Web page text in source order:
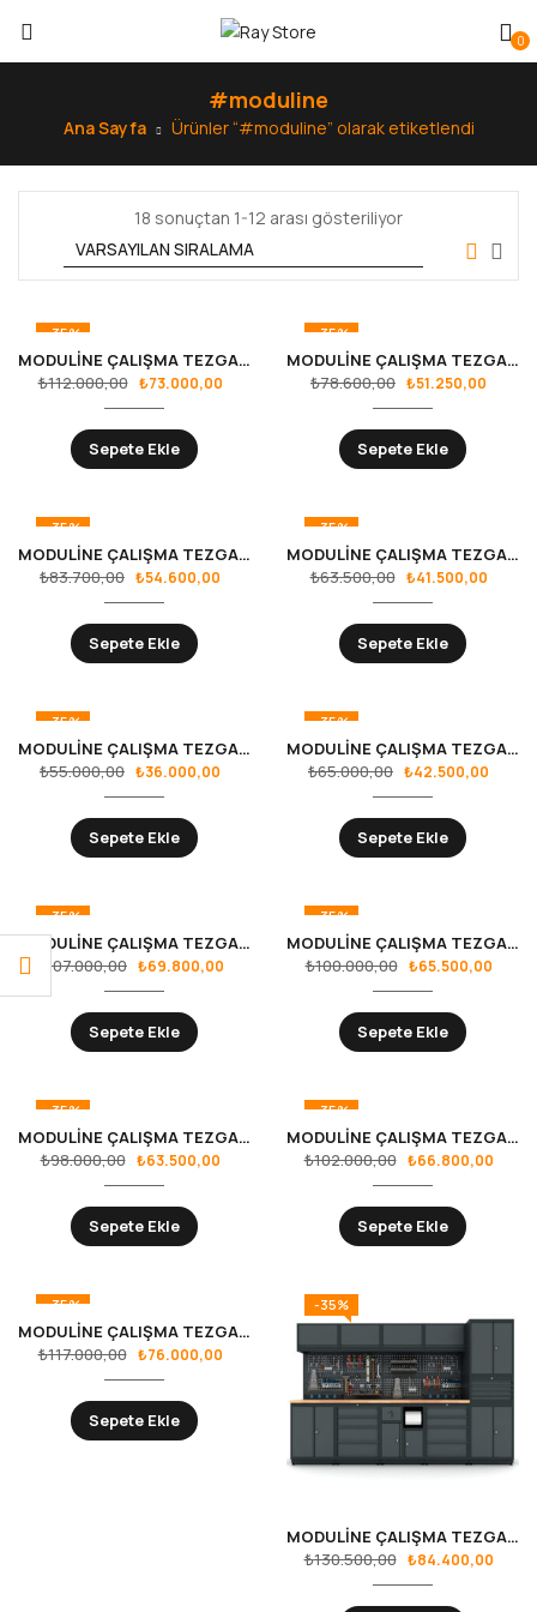
0
#moduline
Ana Sayfa Ürünler “#moduline” olarak etiketlendi
18 sonuçtan 1-12 arası gösteriliyor
-35%
MODULİNE ÇALIŞMA TEZGAHI RS.36.18.23
₺112.000,00 ₺73.000,00
Sepete Ekle
-35%
MODULİNE ÇALIŞMA TEZGAHLARI RS.36.18.02
₺78.600,00 ₺51.250,00
Sepete Ekle
-35%
MODULİNE ÇALIŞMA TEZGAHLARI RS.36.18.06
₺83.700,00 ₺54.600,00
Sepete Ekle
-35%
MODULİNE ÇALIŞMA TEZGAHLARI RS.36.18.07
₺63.500,00 ₺41.500,00
Sepete Ekle
-35%
MODULİNE ÇALIŞMA TEZGAHLARI RS.36.18.08
₺55.000,00 ₺36.000,00
Sepete Ekle
-35%
MODULİNE ÇALIŞMA TEZGAHLARI RS.36.18.09
₺65.000,00 ₺42.500,00
Sepete Ekle
-35%
MODULİNE ÇALIŞMA TEZGAHLARI RS.36.18.11
107.000,00 ₺69.800,00
Sepete Ekle
-35%
MODULİNE ÇALIŞMA TEZGAHLARI RS.36.18.12
₺100.000,00 ₺65.500,00
Sepete Ekle
-35%
MODULİNE ÇALIŞMA TEZGAHLARI RS.36.18.13
₺98.000,00 ₺63.500,00
Sepete Ekle
-35%
MODULİNE ÇALIŞMA TEZGAHLARI RS.36.18.14
₺102.000,00 ₺66.800,00
Sepete Ekle
-35%
MODULİNE ÇALIŞMA TEZGAHLARI RS.36.18.18
₺117.000,00 ₺76.000,00
Sepete Ekle
-35%
MODULİNE ÇALIŞMA TEZGAHLARI RS.36.18.20
₺130.500,00 ₺84.400,00